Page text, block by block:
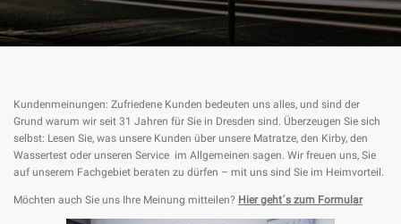
Kundenmeinungen: Zufriedene Kunden bedeuten uns alles, und sind der
Grund warum wir seit 31 Jahren für Sie in Dresden sind. Überzeugen Sie sich
selbst: Lesen Sie, was unsere Kunden über unsere Matratze, den Kirby, den
Wassertest oder unseren Service im Allgemeinen sagen. Wir freuen uns, Sie
auf unserem Fachgebiet beraten zu dürfen – mit uns sind Sie im Heimvorteil.
Möchten auch Sie uns Ihre Meinung mitteilen? Hier geht´s zum Formular